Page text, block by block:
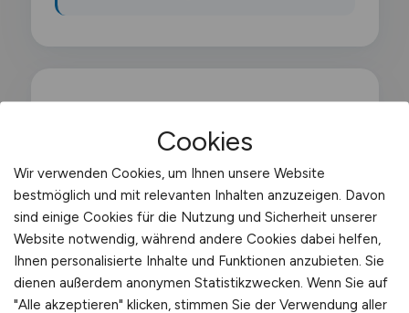
Was macht ein Lieferfahrer?
Als Lieferfahrer bringst du Produkte direkt
zu Endkunden oder Geschaeften: vom
Lebensmittelhaendler bis zum Elektronik-
Onlineshop. Deine Touren sind meist
regional begrenzt. oft im Stadtgebiet oder
Cookies
Wir verwenden Cookies, um Ihnen unsere Website
bestmöglich und mit relevanten Inhalten anzuzeigen. Davon
sind einige Cookies für die Nutzung und Sicherheit unserer
Website notwendig, während andere Cookies dabei helfen,
Ihnen personalisierte Inhalte und Funktionen anzubieten. Sie
dienen außerdem anonymen Statistikzwecken. Wenn Sie auf
"Alle akzeptieren" klicken, stimmen Sie der Verwendung aller